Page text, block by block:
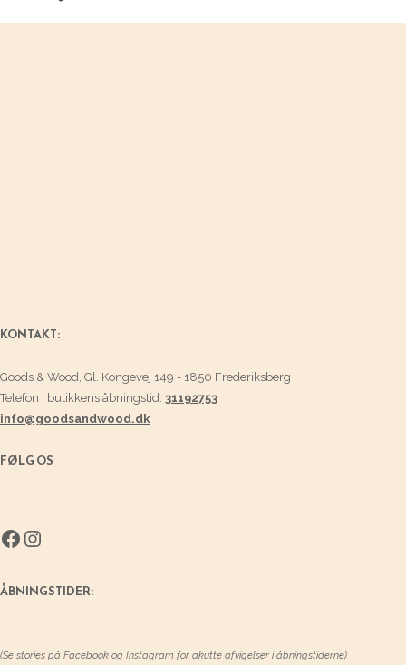
KONTAKT:
Goods & Wood, Gl. Kongevej 149 - 1850 Frederiksberg
Telefon i butikkens åbningstid: 31192753
info@goodsandwood.dk
FØLG OS
Facebook
Instagram
ÅBNINGSTIDER:
(Se stories på Facebook og Instagram for akutte afvigelser i åbningstiderne)